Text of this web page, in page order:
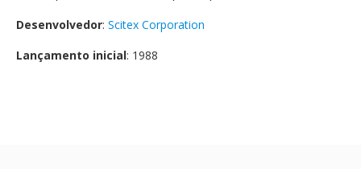
Desenvolvedor: Scitex Corporation
Lançamento inicial: 1988